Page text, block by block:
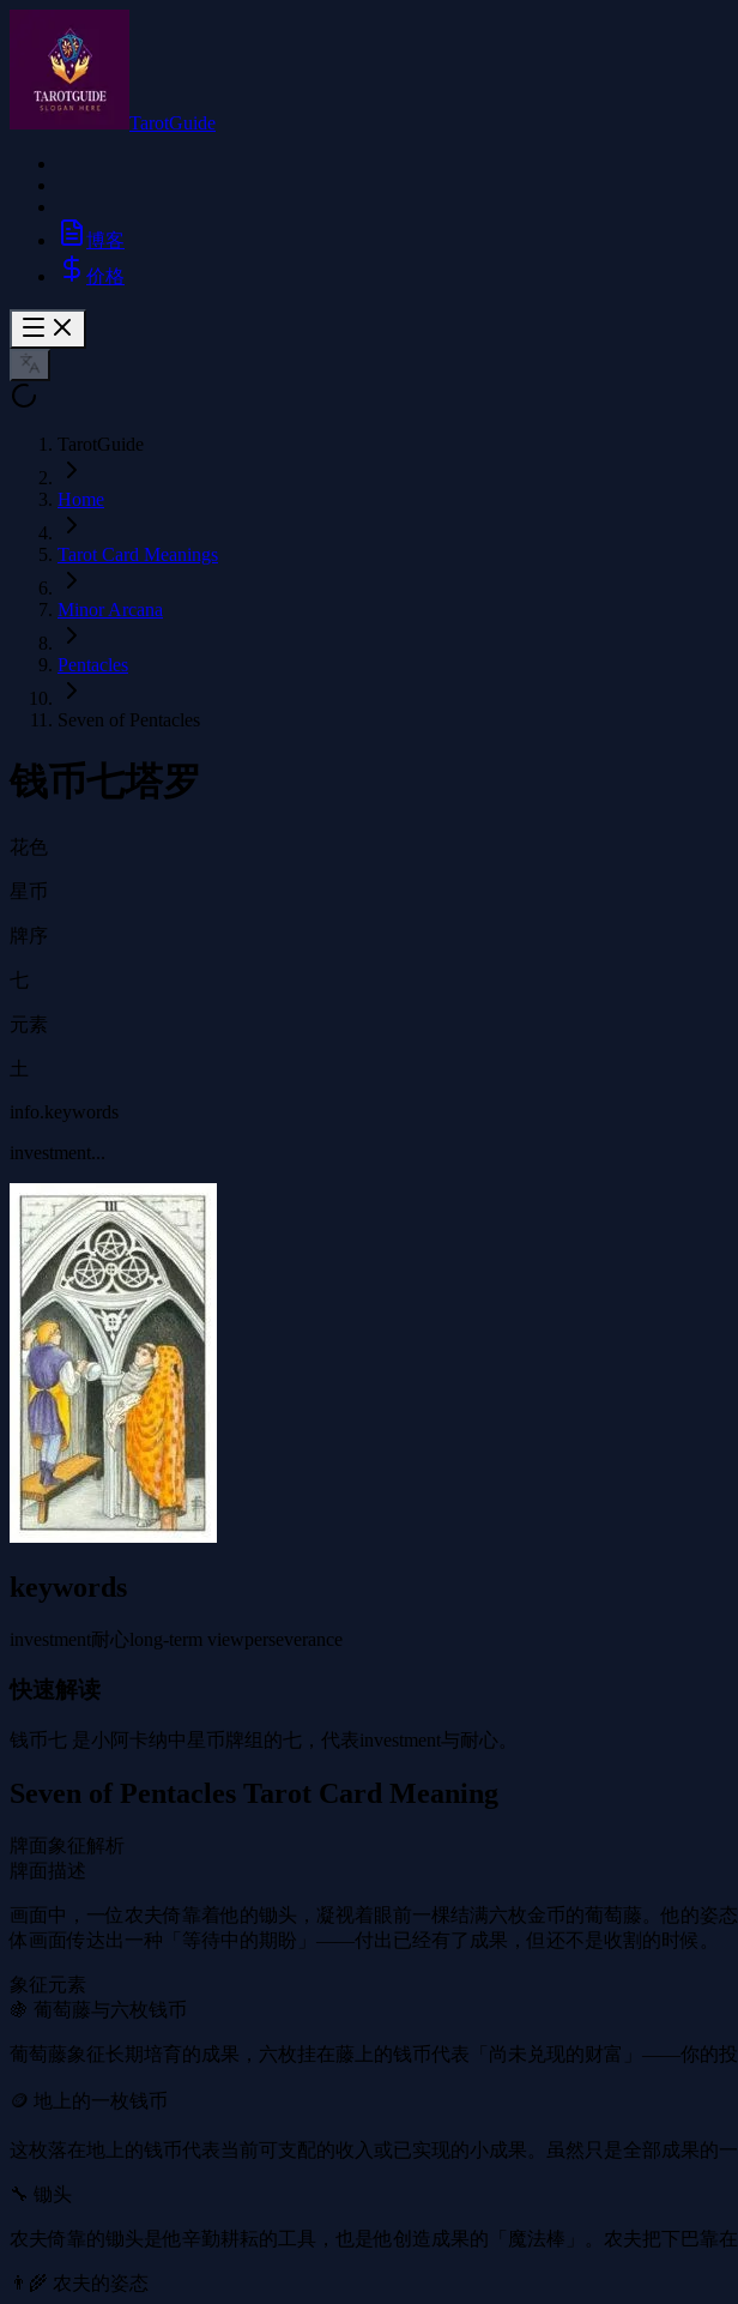
TarotGuide
博客
价格
TarotGuide
Home
Tarot Card Meanings
Minor Arcana
Pentacles
Seven of Pentacles
钱币七塔罗
花色
星币
牌序
七
元素
土
info.keywords
investment...
keywords
investment耐心long-term viewperseverance
快速解读
钱币七 是小阿卡纳中星币牌组的七，代表investment与耐心。
Seven of Pentacles Tarot Card Meaning
牌面象征解析
牌面描述
画面中，一位农夫倚靠着他的锄头，凝视着眼前一棵结满六枚金币的葡萄藤。他的
体画面传达出一种「等待中的期盼」——付出已经有了成果，但还不是收割的时候。
象征元素
🍇 葡萄藤与六枚钱币
葡萄藤象征长期培育的成果，六枚挂在藤上的钱币代表「尚未兑现的财富」——你的
🪙 地上的一枚钱币
这枚落在地上的钱币代表当前可支配的收入或已实现的小成果。虽然只是全部成果的
🔧 锄头
农夫倚靠的锄头是他辛勤耕耘的工具，也是他创造成果的「魔法棒」。农夫把下巴靠
👨‍🌾 农夫的姿态